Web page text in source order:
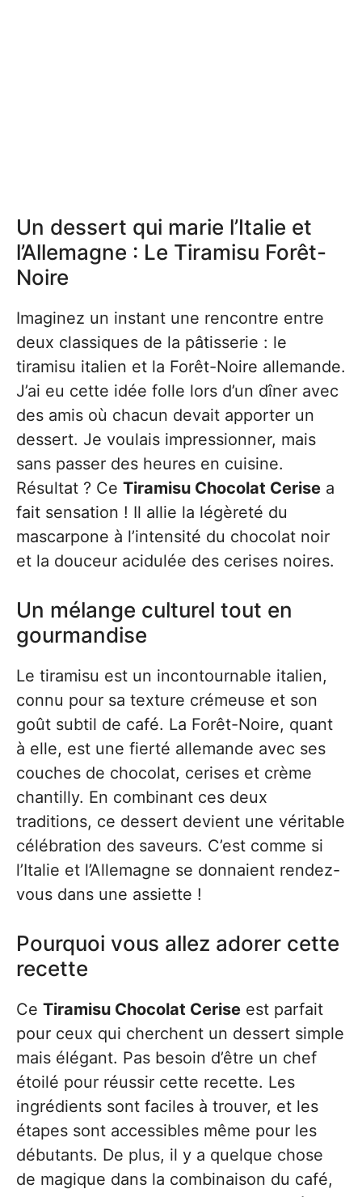
Un dessert qui marie l’Italie et
l’Allemagne : Le Tiramisu Forêt-
Noire
Imaginez un instant une rencontre entre
deux classiques de la pâtisserie : le
tiramisu italien et la Forêt-Noire allemande.
J’ai eu cette idée folle lors d’un dîner avec
des amis où chacun devait apporter un
dessert. Je voulais impressionner, mais
sans passer des heures en cuisine.
Résultat ? Ce Tiramisu Chocolat Cerise a
fait sensation ! Il allie la légèreté du
mascarpone à l’intensité du chocolat noir
et la douceur acidulée des cerises noires.
Un mélange culturel tout en
gourmandise
Le tiramisu est un incontournable italien,
connu pour sa texture crémeuse et son
goût subtil de café. La Forêt-Noire, quant
à elle, est une fierté allemande avec ses
couches de chocolat, cerises et crème
chantilly. En combinant ces deux
traditions, ce dessert devient une véritable
célébration des saveurs. C’est comme si
l’Italie et l’Allemagne se donnaient rendez-
vous dans une assiette !
Pourquoi vous allez adorer cette
recette
Ce Tiramisu Chocolat Cerise est parfait
pour ceux qui cherchent un dessert simple
mais élégant. Pas besoin d’être un chef
étoilé pour réussir cette recette. Les
ingrédients sont faciles à trouver, et les
étapes sont accessibles même pour les
débutants. De plus, il y a quelque chose
de magique dans la combinaison du café,